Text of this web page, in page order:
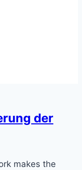
der
makes the